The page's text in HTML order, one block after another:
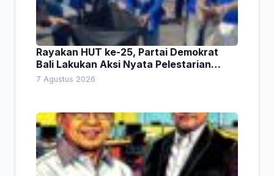
Rayakan HUT ke-25, Partai Demokrat
Bali Lakukan Aksi Nyata Pelestarian
Lingkungan
7 Agustus 2026